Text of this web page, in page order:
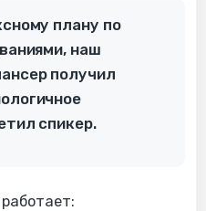
плану по
наш
получил
спикер.